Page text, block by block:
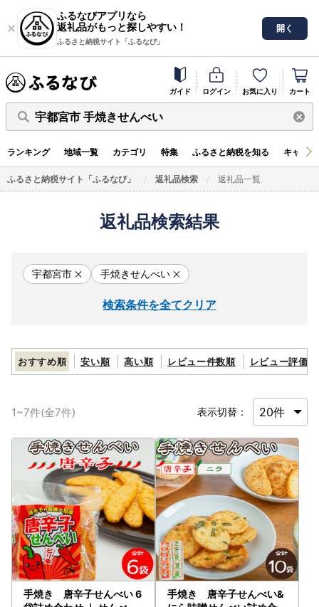
ふるなびアプリなら
返礼品がもっと探しやすい！
ふるさと納税サイト「ふるなび」
開く
ガイド ログイン お気に入り カート
宇都宮市 手焼きせんべい
ランキング 地域一覧 カテゴリ 特集 ふるさと納税を知る キャン
ふるさと納税サイト「ふるなび」 返礼品検索 返礼品一覧
返礼品検索結果
宇都宮市 手焼きせんべい
検索条件を全てクリア
おすすめ順 安い順 高い順 レビュー件数順 レビュー評価順
1~7件(全7件) 表示切替：
手焼き 唐辛子せんべい 6
手焼き 唐辛子せんべい&